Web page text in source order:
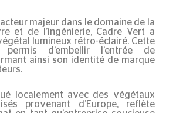
acteur majeur dans le domaine de la
et de l’ingénierie, Cadre Vert a
lumineux rétro-éclairé. Cette
d’embellir l’entrée de
ainsi son identité de marque
localement avec des végétaux
provenant d’Europe, reflète